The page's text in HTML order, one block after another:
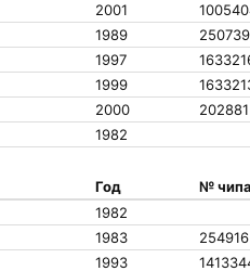
2001
1989
250739
1997
1999
2000
202881
1982
Год
№ чипа
1982
1983
254916
1993